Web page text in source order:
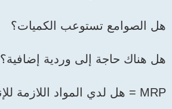
هل الصوامع تستوعب الكميات؟
هل هناك حاجة إلى وردية إضافية؟
MRP = هل لدي المواد اللازمة للإنتاج؟